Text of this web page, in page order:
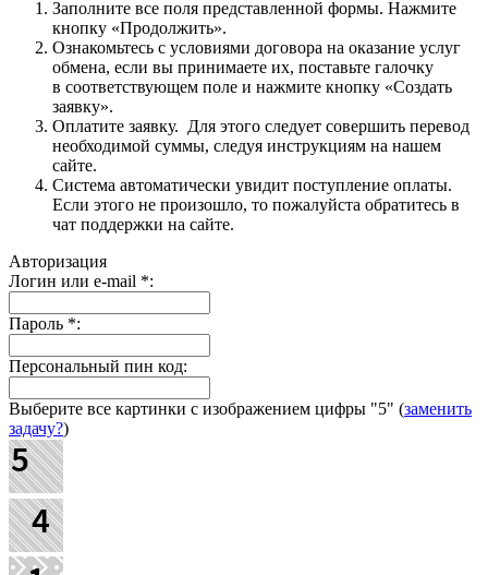
Заполните все поля представленной формы. Нажмите
кнопку «Продолжить».
Ознакомьтесь с условиями договора на оказание услуг
обмена, если вы принимаете их, поставьте галочку
в соответствующем поле и нажмите кнопку «Создать
заявку».
Оплатите заявку. Для этого следует совершить перевод
необходимой суммы, следуя инструкциям на нашем
сайте.
Система автоматически увидит поступление оплаты.
Если этого не произошло, то пожалуйста обратитесь в
чат поддержки на сайте.
Авторизация
Логин или e-mail *:
Пароль *:
Персональный пин код:
Выберите все картинки с изображением цифры "5" (заменить
задачу?)